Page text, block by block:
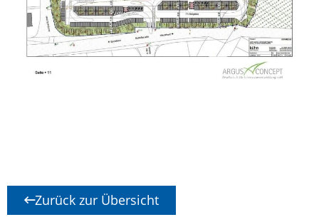
Zurück zur Übersicht